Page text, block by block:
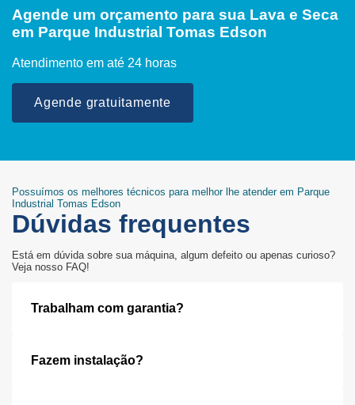
Agende um orçamento para sua Lava e Seca
em Parque Industrial Tomas Edson
Atendimento em até 24 horas
Agende gratuitamente
Possuímos os melhores técnicos para melhor lhe atender em Parque
Industrial Tomas Edson
Dúvidas frequentes
Está em dúvida sobre sua máquina, algum defeito ou apenas curioso?
Veja nosso FAQ!
Trabalham com garantia?
Fazem instalação?